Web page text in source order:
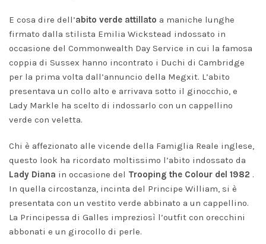
E cosa dire dell’abito verde attillato a maniche lunghe
firmato dalla stilista Emilia Wickstead indossato in
occasione del Commonwealth Day Service in cui la famosa
coppia di Sussex hanno incontrato i Duchi di Cambridge
per la prima volta dall’annuncio della Megxit. L’abito
presentava un collo alto e arrivava sotto il ginocchio, e
Lady Markle ha scelto di indossarlo con un cappellino
verde con veletta.
Chi è affezionato alle vicende della Famiglia Reale inglese,
questo look ha ricordato moltissimo l’abito indossato da
Lady Diana in occasione del Trooping the Colour del 1982 .
In quella circostanza, incinta del Principe William, si è
presentata con un vestito verde abbinato a un cappellino.
La Principessa di Galles impreziosì l’outfit con orecchini
abbonati e un girocollo di perle.